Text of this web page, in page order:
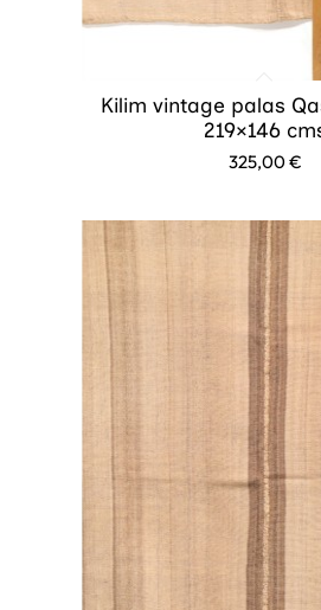
Kilim vintage palas
219×146
325,00€